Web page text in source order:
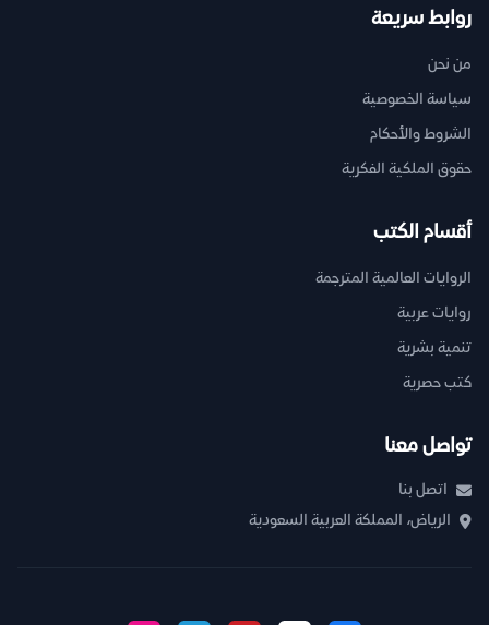
روابط سريعة
من نحن
سياسة الخصوصية
الشروط والأحكام
حقوق الملكية الفكرية
أقسام الكتب
الروايات العالمية المترجمة
روايات عربية
تنمية بشرية
كتب حصرية
تواصل معنا
اتصل بنا
الرياض، المملكة العربية السعودية